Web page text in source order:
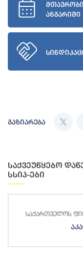
ანგარიში
გაზიარება
საქვეუწყებო
სსიპ-ები
საქართველოს